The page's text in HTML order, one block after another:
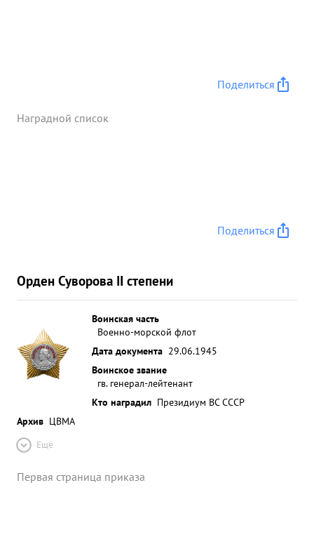
Поделиться
Наградной список
Поделиться
Орден Суворова II степени
Воинская часть
Военно-морской флот
Дата документа 29.06.1945
Воинское звание
гв. генерал-лейтенант
Кто наградил Президиум ВС СССР
Архив ЦВМА
Ещё
Первая страница приказа